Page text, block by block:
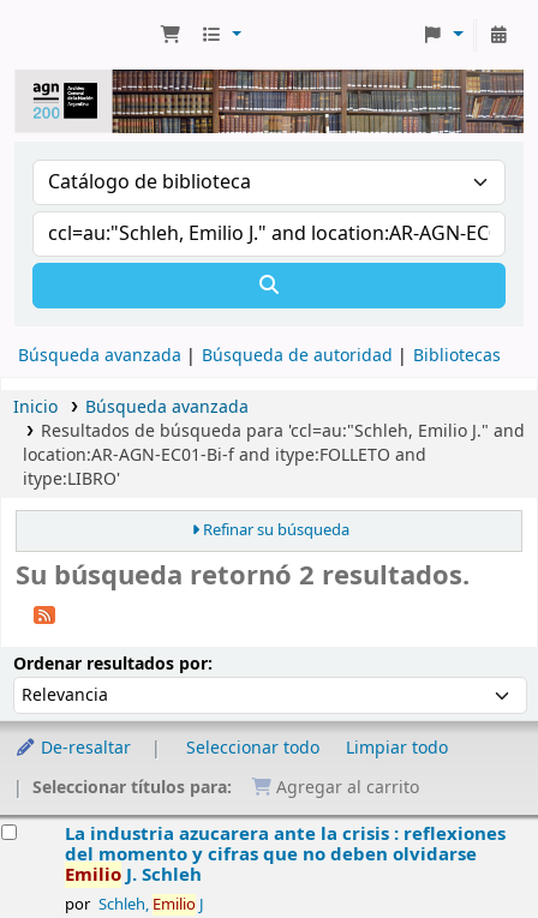
Búsqueda avanzada Búsqueda de autoridad Bibliotecas
Inicio
Búsqueda avanzada
Resultados de búsqueda para 'ccl=au:"Schleh, Emilio J." and
location:AR-AGN-EC01-Bi-f and itype:FOLLETO and
itype:LIBRO'
Refinar su búsqueda
Su búsqueda retornó 2 resultados.
Ordenar resultados por:
De-resaltar Seleccionar todo
Limpiar todo
Seleccionar títulos para:
Agregar al carrito
La industria azucarera ante la crisis : reflexiones
del momento y cifras que no deben olvidarse
Emilio J. Schleh
por Schleh, EmilioJ